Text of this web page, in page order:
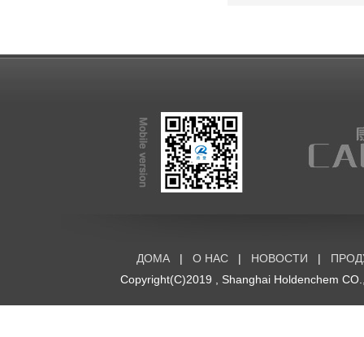
ДОМА | О НАС | НОВОСТИ |
Copyright(C)2019 , Shanghai Holdenchem